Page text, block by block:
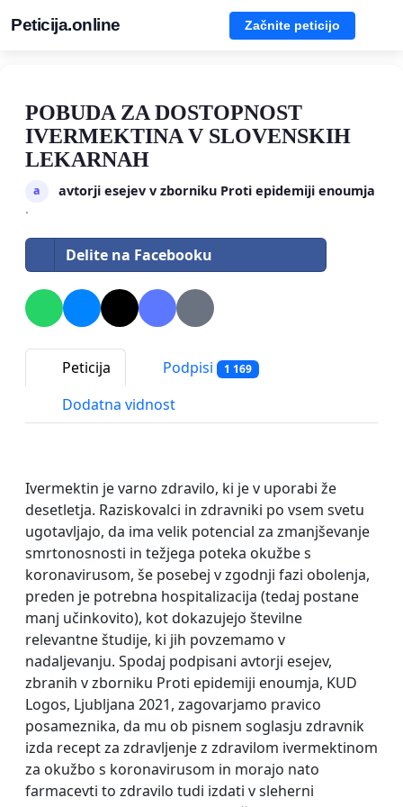
Peticija.online Začnite peticijo
POBUDA ZA DOSTOPNOST
IVERMEKTINA V SLOVENSKIH
LEKARNAH
a
avtorji esejev v zborniku Proti epidemiji enoumja
·
Delite na Facebooku
Peticija Podpisi 1 169
Dodatna vidnost
Ivermektin je varno zdravilo, ki je v uporabi že
desetletja. Raziskovalci in zdravniki po vsem svetu
ugotavljajo, da ima velik potencial za zmanjševanje
smrtonosnosti in težjega poteka okužbe s
koronavirusom, še posebej v zgodnji fazi obolenja,
preden je potrebna hospitalizacija (tedaj postane
manj učinkovito), kot dokazujejo številne
relevantne študije, ki jih povzemamo v
nadaljevanju. Spodaj podpisani avtorji esejev,
zbranih v zborniku Proti epidemiji enoumja, KUD
Logos, Ljubljana 2021, zagovarjamo pravico
posameznika, da mu ob pisnem soglasju zdravnik
izda recept za zdravljenje z zdravilom ivermektinom
za okužbo s koronavirusom in morajo nato
farmacevti to zdravilo tudi izdati v sleherni